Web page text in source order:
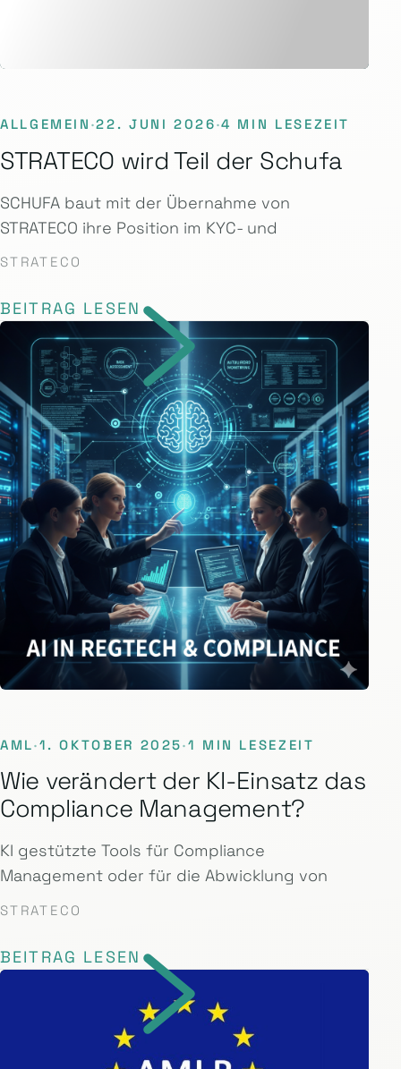
ALLGEMEIN ·22. JUNI 2026·4 MIN LESEZEIT
STRATECO wird Teil der Schufa
SCHUFA baut mit der Übernahme von
STRATECO ihre Position im KYC- und
STRATECO
BEITRAG LESEN
AML·1. OKTOBER 2025·1 MIN LESEZEIT
Wie verändert der KI-Einsatz das
Compliance Management?
KI gestützte Tools für Compliance
Management oder für die Abwicklung von
STRATECO
BEITRAG LESEN